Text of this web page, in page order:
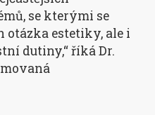
se kterými se
otázka estetiky, ale i
dutiny,“ říká Dr.